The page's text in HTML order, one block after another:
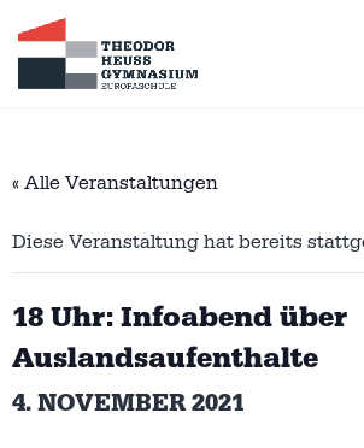
« Alle Veranstaltungen
Diese Veranstaltung hat bereits
18 Uhr: Infoabend über
Auslandsaufenthalte
4. NOVEMBER 2021